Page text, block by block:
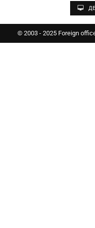
© 2003 - 2025 Foreign